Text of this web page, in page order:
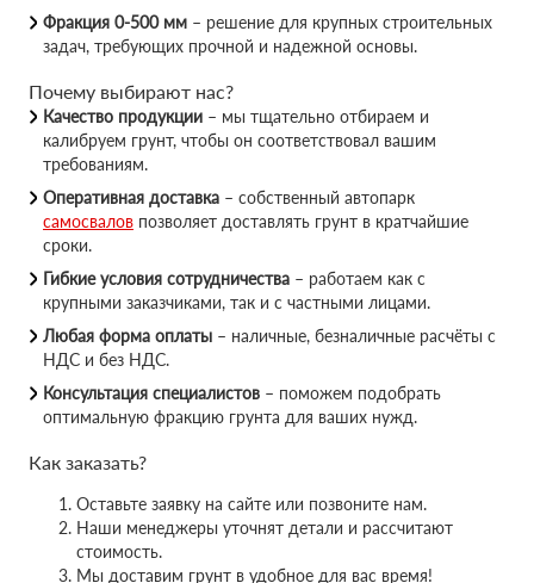
Фракция 0-500 мм – решение для крупных строительных
задач, требующих прочной и надежной основы.
Почему выбирают нас?
Качество продукции – мы тщательно отбираем и
калибруем грунт, чтобы он соответствовал вашим
требованиям.
Оперативная доставка – собственный автопарк
самосвалов позволяет доставлять грунт в кратчайшие
сроки.
Гибкие условия сотрудничества – работаем как с
крупными заказчиками, так и с частными лицами.
Любая форма оплаты – наличные, безналичные расчёты с
НДС и без НДС.
Консультация специалистов – поможем подобрать
оптимальную фракцию грунта для ваших нужд.
Как заказать?
Оставьте заявку на сайте или позвоните нам.
Наши менеджеры уточнят детали и рассчитают
стоимость.
Мы доставим грунт в удобное для вас время!